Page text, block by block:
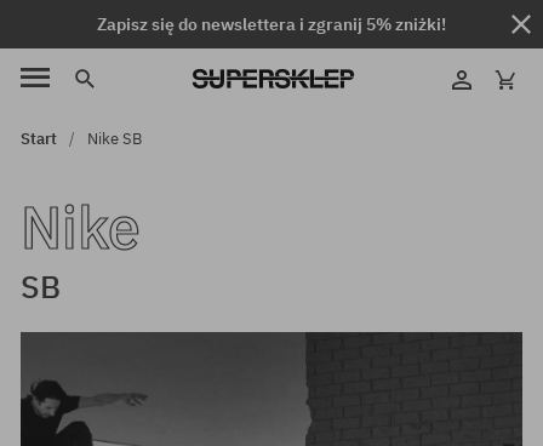
Zapisz się do newslettera i zgranij 5% zniżki!
Start Nike SB
Nike
SB